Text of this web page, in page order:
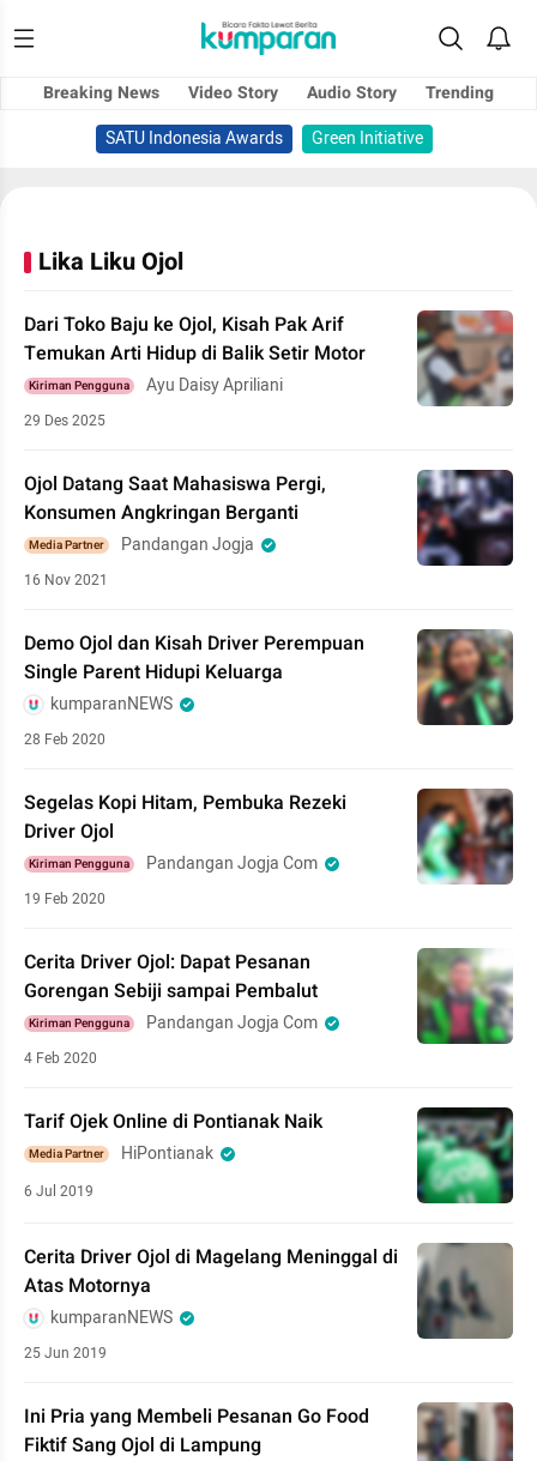
Breaking News Video Story Audio Story
Trending
SATU Indonesia Awards
Green Initiative
Lika Liku Ojol
Dari Toko Baju ke Ojol, Kisah Pak Arif
Temukan Arti Hidup di Balik Setir Motor
Kiriman Pengguna Ayu Daisy Apriliani
29 Des 2025
Ojol Datang Saat Mahasiswa Pergi,
Konsumen Angkringan Berganti
Media Partner Pandangan Jogja
16 Nov 2021
Demo Ojol dan Kisah Driver Perempuan
Single Parent Hidupi Keluarga
kumparanNEWS
28 Feb 2020
Segelas Kopi Hitam, Pembuka Rezeki
Driver Ojol
Kiriman Pengguna Pandangan Jogja Com
19 Feb 2020
Cerita Driver Ojol: Dapat Pesanan
Gorengan Sebiji sampai Pembalut
Kiriman Pengguna Pandangan Jogja Com
4 Feb 2020
Tarif Ojek Online di Pontianak Naik
Media Partner HiPontianak
6 Jul 2019
Cerita Driver Ojol di Magelang Meninggal di
Atas Motornya
kumparanNEWS
25 Jun 2019
Ini Pria yang Membeli Pesanan Go Food
Fiktif Sang Ojol di Lampung